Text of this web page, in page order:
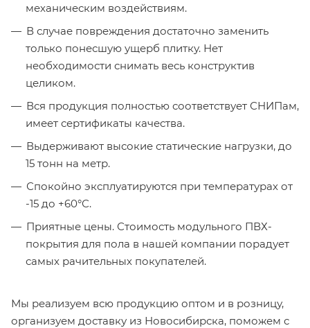
механическим воздействиям.
В случае повреждения достаточно заменить
только понесшую ущерб плитку. Нет
необходимости снимать весь конструктив
целиком.
Вся продукция полностью соответствует СНИПам,
имеет сертификаты качества.
Выдерживают высокие статические нагрузки, до
15 тонн на метр.
Спокойно эксплуатируются при температурах от
-15 до +60°С.
Приятные цены. Стоимость модульного ПВХ-
покрытия для пола в нашей компании порадует
самых рачительных покупателей.
Мы реализуем всю продукцию оптом и в розницу,
организуем доставку из Новосибирска, поможем с